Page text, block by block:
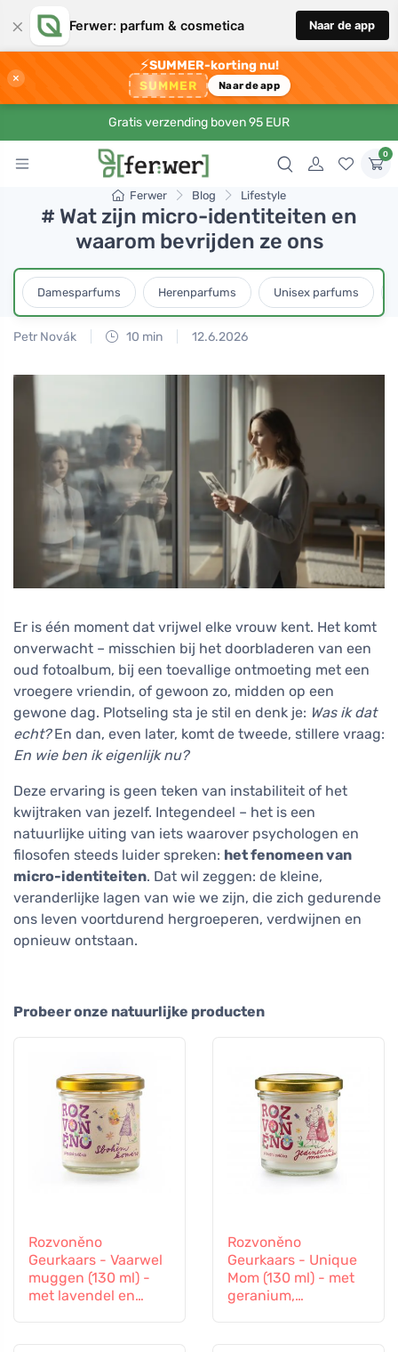
× Ferwer: parfum & cosmetica Naar de app
×
⚡SUMMER-korting nu!
SUMMER Naar de app
Gratis verzending boven 95 EUR
0
Ferwer Blog Lifestyle
# Wat zijn micro-identiteiten en
waarom bevrijden ze ons
Damesparfums Herenparfums Unisex parfums
Petr Novák 10 min 12.6.2026
Er is één moment dat vrijwel elke vrouw kent. Het komt
onverwacht – misschien bij het doorbladeren van een
oud fotoalbum, bij een toevallige ontmoeting met een
vroegere vriendin, of gewoon zo, midden op een
gewone dag. Plotseling sta je stil en denk je: Was ik dat
echt?En dan, even later, komt de tweede, stillere vraag:
En wie ben ik eigenlijk nu?
Deze ervaring is geen teken van instabiliteit of het
kwijtraken van jezelf. Integendeel – het is een
natuurlijke uiting van iets waarover psychologen en
filosofen steeds luider spreken: het fenomeen van
micro-identiteiten. Dat wil zeggen: de kleine,
veranderlijke lagen van wie we zijn, die zich gedurende
ons leven voortdurend hergroeperen, verdwijnen en
opnieuw ontstaan.
Probeer onze natuurlijke producten
Rozvoněno
Geurkaars - Vaarwel
muggen (130 ml) -
met lavendel en
Rozvoněno
Geurkaars - Unique
Mom (130 ml) - met
geranium,